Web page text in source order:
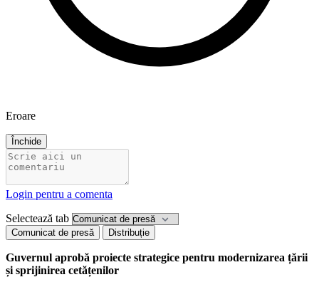
Eroare
Închide
Login pentru a comenta
Selectează tab
Comunicat de presă Distribuție
Guvernul aprobă proiecte strategice pentru modernizarea țării
și sprijinirea cetățenilor